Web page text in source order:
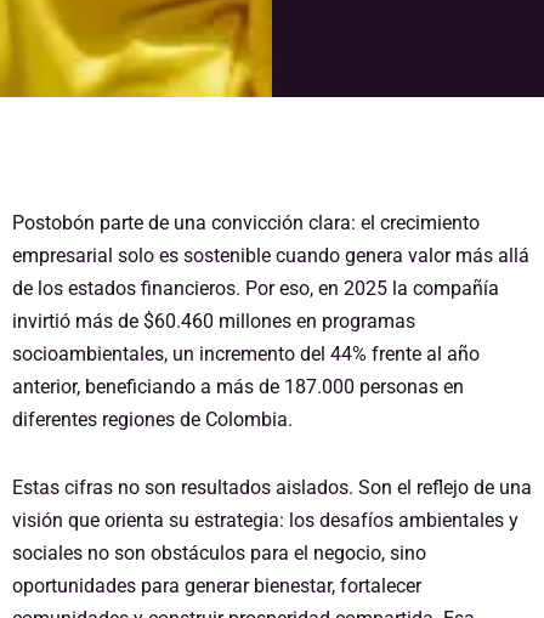
Postobón parte de una convicción clara: el crecimiento
empresarial solo es sostenible cuando genera valor más allá
de los estados financieros. Por eso, en 2025 la compañía
invirtió más de $60.460 millones en programas
socioambientales, un incremento del 44% frente al año
anterior, beneficiando a más de 187.000 personas en
diferentes regiones de Colombia.
Estas cifras no son resultados aislados. Son el reflejo de una
visión que orienta su estrategia: los desafíos ambientales y
sociales no son obstáculos para el negocio, sino
oportunidades para generar bienestar, fortalecer